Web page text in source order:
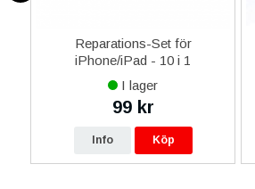
Reparations-Set för
iPhone/iPad - 10 i 1
I lager
99 kr
Info Köp